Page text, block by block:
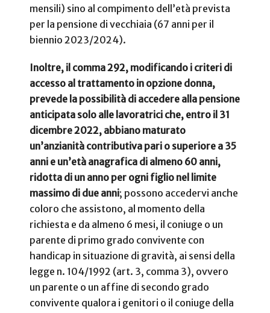
mensili) sino al compimento dell’età prevista
per la pensione di vecchiaia (67 anni per il
biennio 2023/2024).
Inoltre, il comma 292, modificando i criteri di
accesso al trattamento in opzione donna,
prevede la possibilità di accedere alla pensione
anticipata solo alle lavoratrici che, entro il 31
dicembre 2022, abbiano maturato
un’anzianità contributiva pari o superiore a 35
anni e un’età anagrafica di almeno 60 anni,
ridotta di un anno per ogni figlio nel limite
massimo di due anni; possono accedervi anche
coloro che assistono, al momento della
richiesta e da almeno 6 mesi, il coniuge o un
parente di primo grado convivente con
handicap in situazione di gravità, ai sensi della
legge n. 104/1992 (art. 3, comma 3), ovvero
un parente o un affine di secondo grado
convivente qualora i genitori o il coniuge della